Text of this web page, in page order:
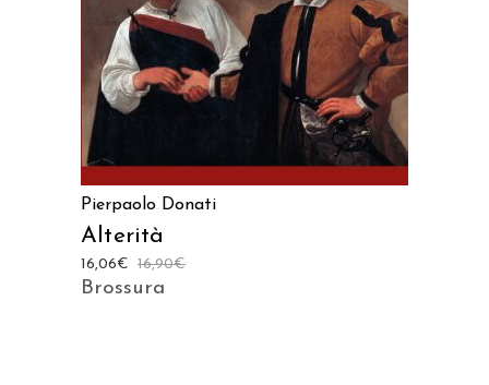
Pierpaolo Donati
Alterità
16,90€
16,06€
Brossura